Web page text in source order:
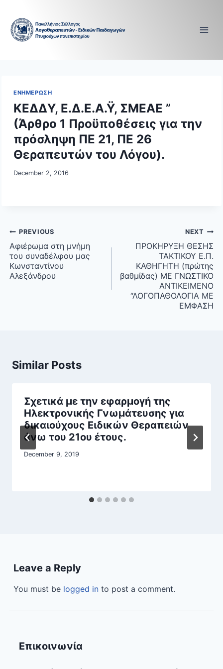
content
ΕΝΗΜΕΡΩΣΗ
ΚΕΔΔΥ, Ε.Δ.Ε.Α.Ϋ, ΣΜΕΑΕ ”
(Άρθρο 1 Προϋποθέσεις για την
πρόσληψη ΠΕ 21, ΠΕ 26
Θεραπευτών του Λόγου).
December 2, 2016
Post
navigation
PREVIOUS
Αφιέρωμα στη μνήμη
του συναδέλφου μας
Κωνσταντίνου
Αλεξάνδρου
NEXT
ΠΡΟΚΗΡΥΞΗ ΘΕΣΗΣ
ΤΑΚΤΙΚΟΥ Ε.Π.
ΚΑΘΗΓΗΤΗ (πρώτης
βαθμίδας) ΜΕ ΓΝΩΣΤΙΚΟ
ΑΝΤΙΚΕΙΜΕΝΟ
“ΛΟΓΟΠΑΘΟΛΟΓΙΑ ΜΕ
ΕΜΦΑΣΗ
Similar Posts
Σχετικά με την εφαρμογή της
Ηλεκτρονικής Γνωμάτευσης για
δικαιούχους Ειδικών Θεραπειών
άνω του 21ου έτους.
December 9, 2019
Leave a Reply
You must be logged in to post a comment.
Επικοινωνία